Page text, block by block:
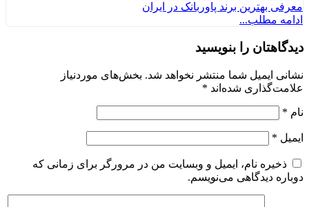
معرفی بهترین برند پاوربانک در ایران
ادامه مطلب...
دیدگاهتان را بنویسید
نشانی ایمیل شما منتشر نخواهد شد. بخش‌های موردنیاز
علامت‌گذاری شده‌اند *
نام *
ایمیل *
ذخیره نام، ایمیل و وبسایت من در مرورگر برای زمانی که
دوباره دیدگاهی می‌نویسم.